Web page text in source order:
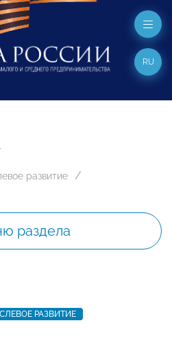
RU
развитие
раздела
РАЗВИТИЕ